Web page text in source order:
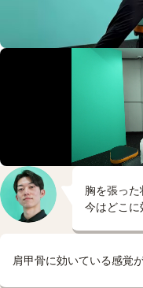
胸を張った
今はどこに
肩甲骨に効いている感覚